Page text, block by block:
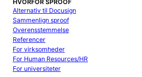
HVORFOR SPROOF
Alternativ til Docusign
Sammenlign sproof
Overensstemmelse
Referencer
For virksomheder
For Human Resources/HR
For universiteter